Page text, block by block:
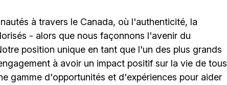
à travers le Canada, où l'authenticité, la
- alors que nous façonnons l'avenir du
position unique en tant que l'un des plus grands
à avoir un impact positif sur la vie de tous
gamme d'opportunités et d'expériences pour aider